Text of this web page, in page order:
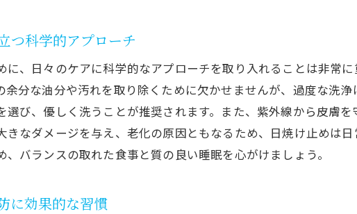
栄養補給で細胞の健康を維持する
最新の研究に基づくケアテクニッ
肌の潤いを保つための細胞レベルでの
細胞膜の働きを理解する
つ科学的アプローチ
に、日々のケアに科学的なアプローチを取り入れることは非常
余分な油分や汚れを取り除くために欠かせませんが、過度な洗
選び、優しく洗うことが推奨されます。また、紫外線から皮膚
きなダメージを与え、老化の原因ともなるため、日焼け止めは
、バランスの取れた食事と質の良い睡眠を心がけましょう。
に効果的な習慣